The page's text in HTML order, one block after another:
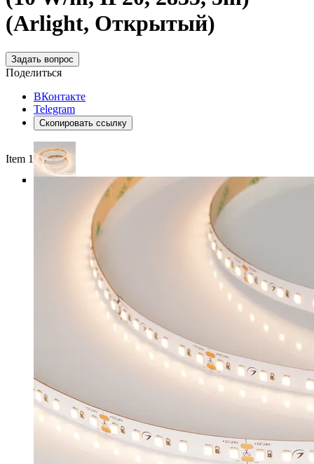
(Arlight, Открытый)
Задать вопрос
Поделиться
ВКонтакте
Telegram
Скопировать ссылку
Item 1 of 5